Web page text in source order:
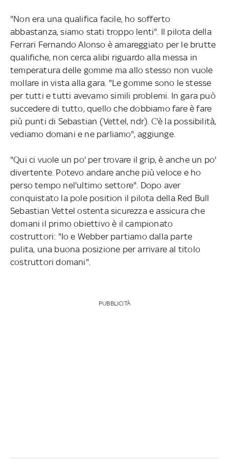
"Non era una qualifica facile, ho sofferto
abbastanza, siamo stati troppo lenti". Il pilota della
Ferrari Fernando Alonso è amareggiato per le brutte
qualifiche, non cerca alibi riguardo alla messa in
temperatura delle gomme ma allo stesso non vuole
mollare in vista alla gara. "Le gomme sono le stesse
per tutti e tutti avevamo simili problemi. In gara può
succedere di tutto, quello che dobbiamo fare è fare
più punti di Sebastian (Vettel, ndr). C'è la possibilità,
vediamo domani e ne parliamo", aggiunge.
"Qui ci vuole un po' per trovare il grip, è anche un po'
divertente. Potevo andare anche più veloce e ho
perso tempo nel'ultimo settore". Dopo aver
conquistato la pole position il pilota della Red Bull
Sebastian Vettel ostenta sicurezza e assicura che
domani il primo obiettivo è il campionato
costruttori: "Io e Webber partiamo dalla parte
pulita, una buona posizione per arrivare al titolo
costruttori domani".
PUBBLICITÀ